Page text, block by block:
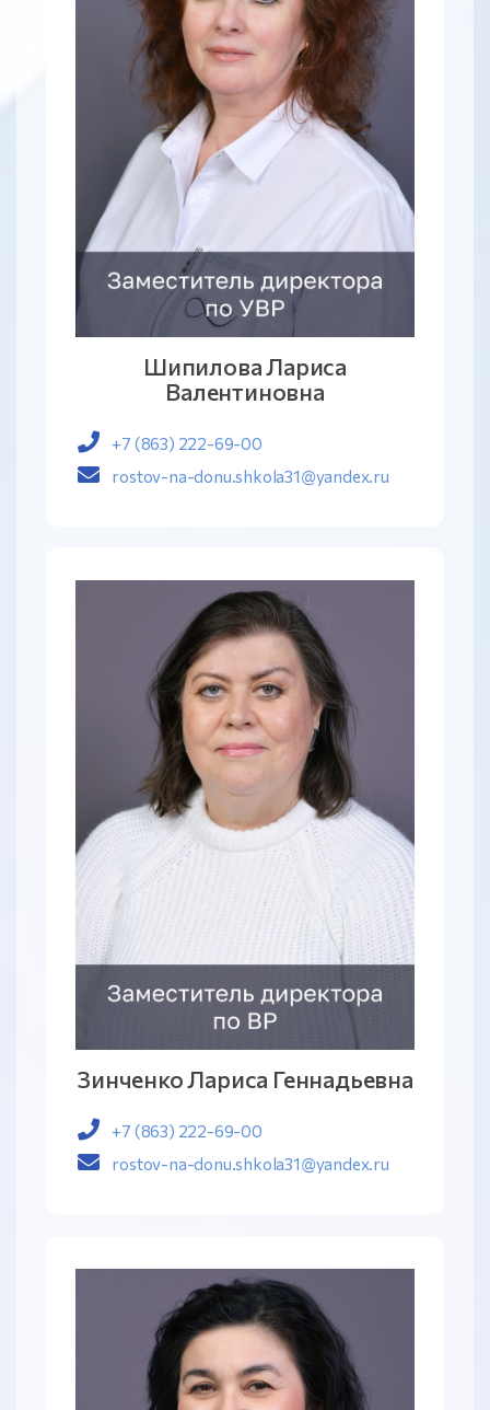
Шипилова Лариса
Валентиновна
+7 (863) 222-69-00
rostov-na-donu.shkola31@yandex.ru
Зинченко Лариса Геннадьевна
+7 (863) 222-69-00
rostov-na-donu.shkola31@yandex.ru